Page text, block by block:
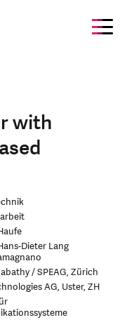
with
Dieter Lang
/ SPEAG, Zürich
AG, Uster, ZH